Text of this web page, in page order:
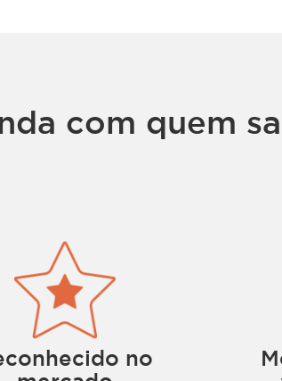
com quem
no